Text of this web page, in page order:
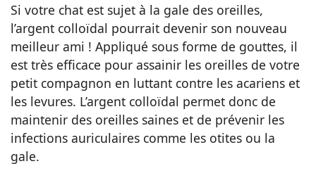
Si votre chat est sujet à la gale des oreilles,
l’argent colloïdal pourrait devenir son nouveau
meilleur ami ! Appliqué sous forme de gouttes, il
est très efficace pour assainir les oreilles de votre
petit compagnon en luttant contre les acariens et
les levures. L’argent colloïdal permet donc de
maintenir des oreilles saines et de prévenir les
infections auriculaires comme les otites ou la
gale.